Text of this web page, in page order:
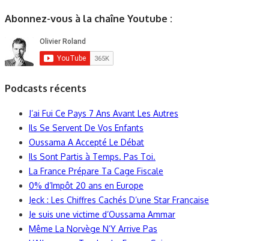
Abonnez-vous à la chaîne Youtube :
Podcasts récents
J’ai Fui Ce Pays 7 Ans Avant Les Autres
Ils Se Servent De Vos Enfants
Oussama A Accepté Le Débat
Ils Sont Partis à Temps. Pas Toi.
La France Prépare Ta Cage Fiscale
0% d’Impôt 20 ans en Europe
Jeck : Les Chiffres Cachés D’une Star Française
Je suis une victime d’Oussama Ammar
Même La Norvège N’Y Arrive Pas